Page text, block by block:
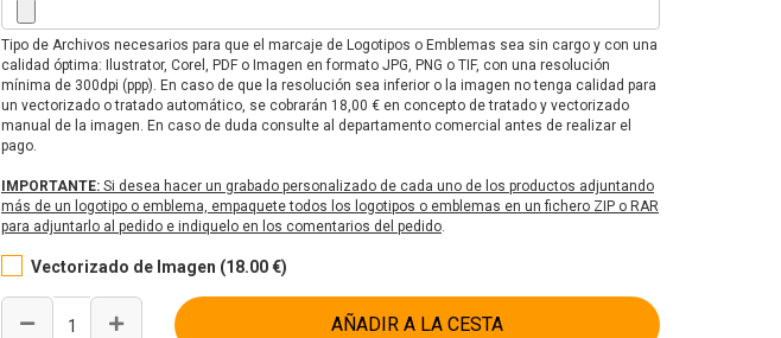
Tipo de Archivos necesarios para que el marcaje de Logotipos o Emblemas sea sin cargo y con una
calidad óptima: Ilustrator, Corel, PDF o Imagen en formato JPG, PNG o TIF, con una resolución
mínima de 300dpi (ppp). En caso de que la resolución sea inferior o la imagen no tenga calidad para
un vectorizado o tratado automático, se cobrarán 18,00 € en concepto de tratado y vectorizado
manual de la imagen. En caso de duda consulte al departamento comercial antes de realizar el
pago.
IMPORTANTE: Si desea hacer un grabado personalizado de cada uno de los productos adjuntando
más de un logotipo o emblema, empaquete todos los logotipos o emblemas en un fichero ZIP o RAR
para adjuntarlo al pedido e indiquelo en los comentarios del pedido.
Vectorizado de Imagen (18.00 €)
AÑADIR A LA CESTA